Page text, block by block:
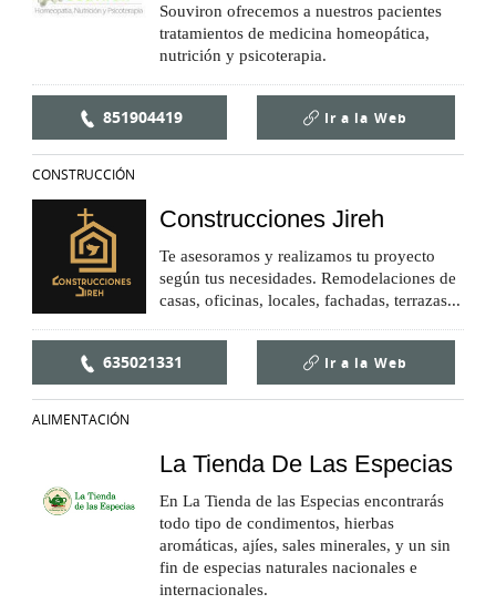
Souviron ofrecemos a nuestros pacientes
tratamientos de medicina homeopática,
nutrición y psicoterapia.
851904419 Ir a la Web
CONSTRUCCIÓN
Construcciones Jireh
Te asesoramos y realizamos tu proyecto
según tus necesidades. Remodelaciones de
casas, oficinas, locales, fachadas, terrazas...
635021331 Ir a la Web
ALIMENTACIÓN
La Tienda De Las Especias
En La Tienda de las Especias encontrarás
todo tipo de condimentos, hierbas
aromáticas, ajíes, sales minerales, y un sin
fin de especias naturales nacionales e
internacionales.